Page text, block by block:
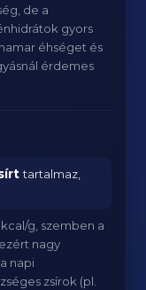
de a
gyors
éhséget és
érdemes
tartalmaz,
g, szemben a
nagy
napi
zsírok (pl.